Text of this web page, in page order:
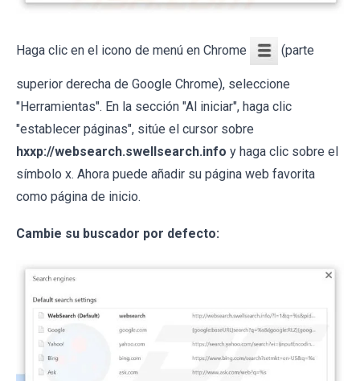
Haga clic en el icono de menú en Chrome (parte
superior derecha de Google Chrome), seleccione
"Herramientas". En la sección "Al iniciar", haga clic
"establecer páginas", sitúe el cursor sobre
hxxp://websearch.swellsearch.info y haga clic sobre el
símbolo x. Ahora puede añadir su página web favorita
como página de inicio.
Cambie su buscador por defecto: